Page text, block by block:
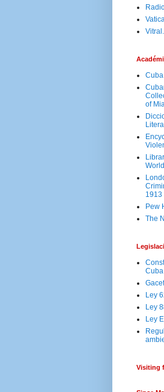
of
World
1913
Pew
The
Cuba
Ley
Ley
Ley
Visiting